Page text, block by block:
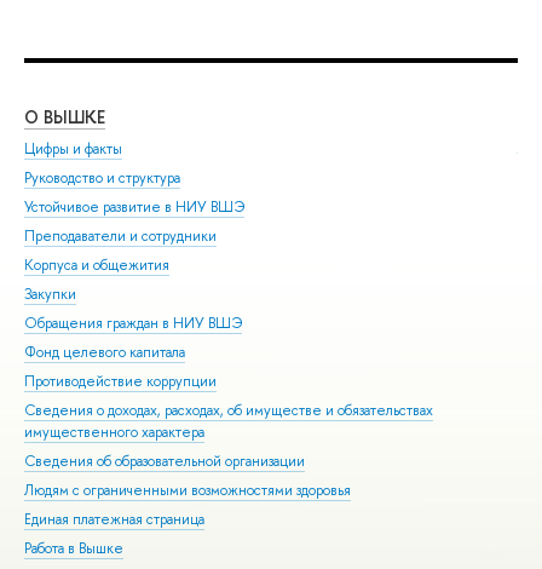
О ВЫШКЕ
Цифры и факты
Руководство и структура
Устойчивое развитие в НИУ ВШЭ
Преподаватели и сотрудники
Корпуса и общежития
Закупки
Обращения граждан в НИУ ВШЭ
Фонд целевого капитала
Противодействие коррупции
Сведения о доходах, расходах, об имуществе и обязательствах
имущественного характера
Сведения об образовательной организации
Людям с ограниченными возможностями здоровья
Единая платежная страница
Работа в Вышке